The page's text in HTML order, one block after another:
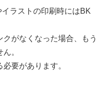
ラストの印刷時にはBK
がなくなった場合、もう
。​
要があります。